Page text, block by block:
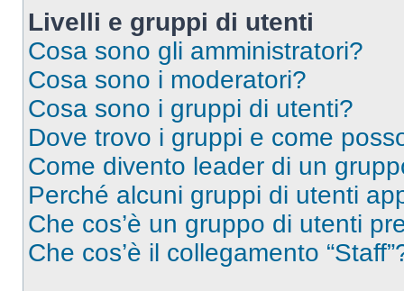
Livelli e gruppi di utenti
Cosa sono gli amministratori?
Cosa sono i moderatori?
Cosa sono i gruppi di utenti?
Dove trovo i gruppi e come
Come divento leader di un
Perché alcuni gruppi di utenti
Che cos’è un gruppo di utenti
Che cos’è il collegamento